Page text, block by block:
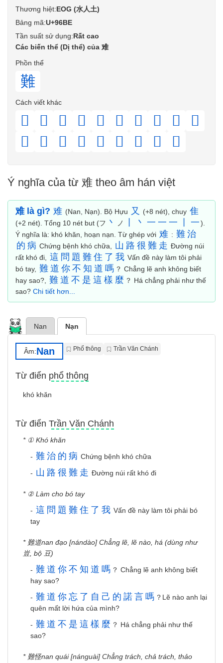
Thương hiệt:EOG (水人土)
Bảng mã:U+96BE
Tần suất sử dụng:Rất cao
Các biến thể (Dị thể) của 难
Phồn thể
難
Cách viết khác
𨿻 𩀏 𩀙 𩀡 𩀤 𩁚 𩁢 𩁣 𩁤
𩁩
𩁪
𩁬 𩁮 𩁲 𩁳 𪄿 𪅀 𪇠 𪇼
Ý nghĩa của từ 难 theo âm hán việt
难 là gì? 难 (Nan, Nạn). Bộ Hựu 又 (+8 nét), chuy 隹
(+2 nét). Tổng 10 nét but (フ 丶 ノ 丶 一 一 一 一).
Ý nghĩa là: khó khăn, hoạn nạn. Từ ghép với 难 : 難 治
的 病 Chứng bệnh khó chữa, 山 路 很 難 走 Đường núi
rất khó đi,
這 問 題 難 住 了 我 Vấn đề này làm tôi phải
bó tay, 難 道 你 不 知 道 嗎 ？ Chẳng lẽ anh không biết
hay sao?,
難 道 不 是 這 樣 麼 ？ Há chẳng phải như thế
sao? Chi tiết hơn...
Nan Nạn
Âm:Nan Phổ thông Trần Văn Chánh
Từ điển phổ thông
khó khăn
Từ điển Trần Văn Chánh
* ① Khó khăn
- 難 治 的 病 Chứng bệnh khó chữa
- 山 路 很 難 走 Đường núi rất khó đi
* ② Làm cho bó tay
- 這 問 題 難 住 了 我 Vấn đề này làm tôi phải bó
tay
* 難道nan đạo [nándào] Chẳng lẽ, lẽ nào, há (dùng như
豈, bộ 豆)
- 難 道 你 不 知 道 嗎 ？ Chẳng lẽ anh không biết
hay sao?
- 難 道 你 忘 了 自 己 的 諾 言 嗎 ？Lẽ nào anh lại
quên mất lời hứa của mình?
- 難 道 不 是 這 樣 麼 ？ Há chẳng phải như thế
sao?
* 難怪nan quái [nánguài] Chẳng trách, chả trách, thảo